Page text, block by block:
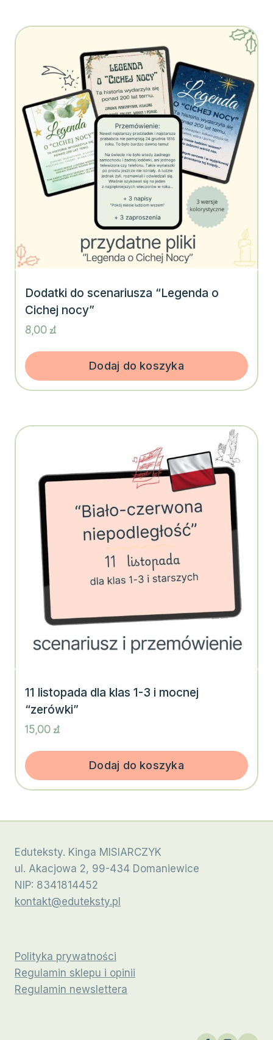
Dodatki do scenariusza “Legenda o
Cichej nocy”
8,00zł
Dodaj do koszyka
11 listopada dla klas 1-3 i mocnej
“zerówki”
15,00zł
Dodaj do koszyka
Eduteksty. Kinga MISIARCZYK
ul. Akacjowa 2, 99-434 Domaniewice
NIP: 8341814452
kontakt@eduteksty.pl
Polityka prywatności
Regulamin sklepu i opinii
Regulamin newslettera